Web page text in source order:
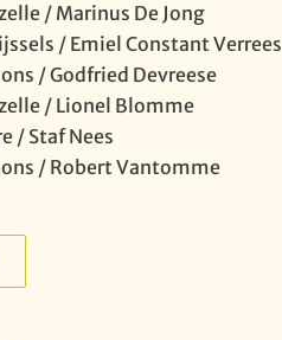
/ Marinus De Jong
/ Emiel Constant Verrees
/ Godfried Devreese
/ Lionel Blomme
/ Staf Nees
/ Robert Vantomme